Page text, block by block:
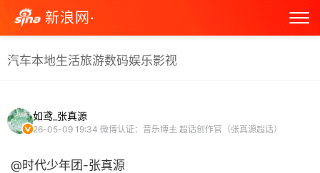
新浪网·
汽车本地生活旅游数码娱乐影视
如鸢_张真源
26-05-09 19:34 微博认证：音乐博主 超话创作官（张真源超话）
@时代少年团-张真源